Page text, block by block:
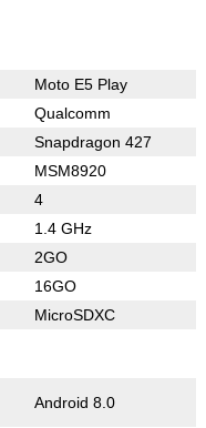
Moto E5 Play
Qualcomm
Snapdragon 427
MSM8920
4
1.4 GHz
2GO
16GO
MicroSDXC
Android 8.0